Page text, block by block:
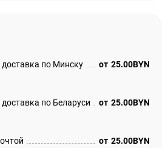
доставка по Минску от 25.00BYN
по Беларуси от 25.00BYN
от 25.00BYN